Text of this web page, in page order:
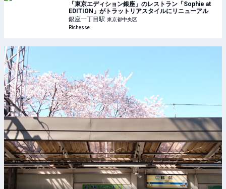
「東京エディション銀座」のレストラン「Sophie at
EDITION」がトラットリアスタイルにリニューアル
銀座一丁目駅 東京都中央区
Richesse